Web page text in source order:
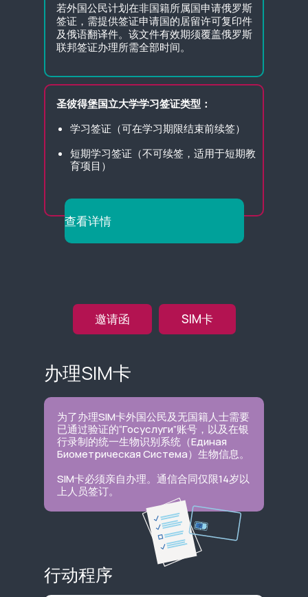
若外国公民计划在非国籍所属国申请俄罗斯
签证，需提供签证申请国的居留许可复印件
及俄语翻译件。该文件有效期须覆盖俄罗斯
联邦签证办理所需全部时间。
圣彼得堡国立大学学习签证类型：
学习签证（可在学习期限结束前续签）
短期学习签证（不可续签，适用于短期教
育项目）
查看详情
行动程序
邀请函 SIM卡
办理SIM卡
为了办理SIM卡外国公民及无国籍人士需要
已通过验证的“Госуслуги”账号，以及在银
行录制的统一生物识别系统（Единая
Биометрическая Система）生物信息。
SIM卡必须亲自办理。通信合同仅限14岁以
上人员签订。